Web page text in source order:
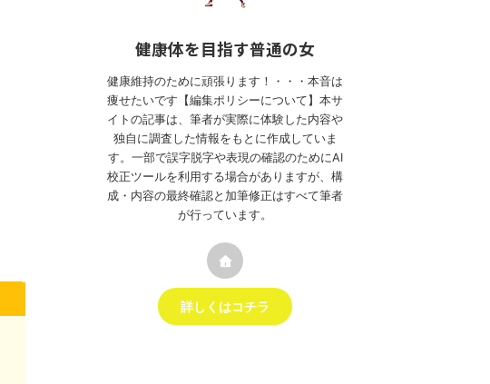
健康体を目指す普通の女
健康維持のために頑張ります！・・・本音は
痩せたいです【編集ポリシーについて】本サ
イトの記事は、筆者が実際に体験した内容や
独自に調査した情報をもとに作成していま
す。一部で誤字脱字や表現の確認のためにAI
校正ツールを利用する場合がありますが、構
成・内容の最終確認と加筆修正はすべて筆者
が行っています。
詳しくはコチラ